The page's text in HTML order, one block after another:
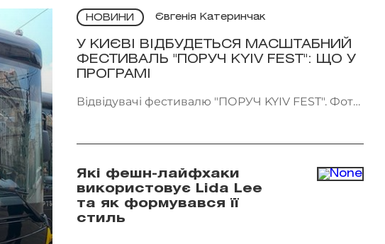
НОВИНИ Євгенія Катеринчак
У КИЄВІ ВІДБУДЕТЬСЯ МАСШТАБНИЙ
ФЕСТИВАЛЬ "ПОРУЧ KYIV FEST": ЩО У
ПРОГРАМІ
Відвідувачі фестивалю "ПОРУЧ KYIV FEST". Фото:
Які фешн-лайфхаки
використовує Lida Lee
та як формувався її
стиль